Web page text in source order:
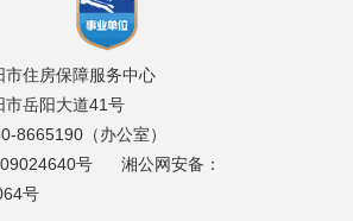
市住房保障服务中心
市岳阳大道41号
8665190（办公室）
号
湘公网安备：
号